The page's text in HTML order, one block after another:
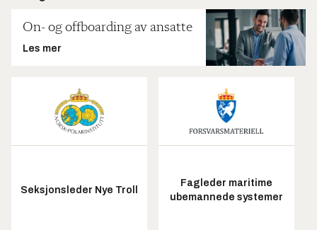
On- og offboarding av ansatte
Les mer
Seksjonsleder Nye Troll
Fagleder maritime
ubemannede systemer